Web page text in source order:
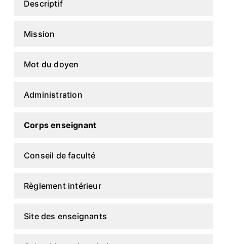
Descriptif
Mission
Mot du doyen
Administration
Corps enseignant
Conseil de faculté
Règlement intérieur
Site des enseignants